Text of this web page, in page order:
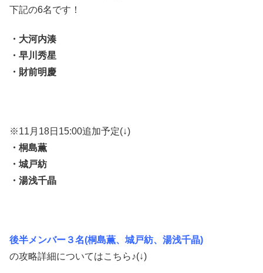
下記の6名です！
・大河内湊
・早川秀星
・財前明慶
※11月18日15:00追加予定(↓)
・桐島薫
・城戸紡
・湯浅千晶
後半メンバー３名(桐島薫、城戸紡、湯浅千晶)
の攻略詳細についてはこちら♪(↓)